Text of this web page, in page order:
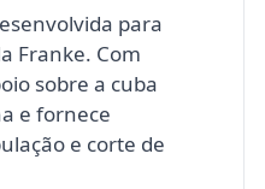
para
Franke. Com
sobre a cuba
e fornece
e corte de